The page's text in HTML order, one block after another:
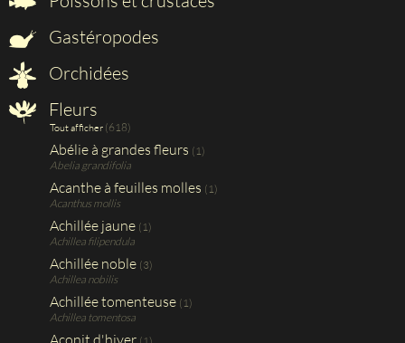
Gastéropodes
Orchidées
Fleurs
Tout afficher (618)
Abélie à grandes fleurs (1)
Abelia grandifolia
Acanthe à feuilles molles (1)
Acanthus mollis
Achillée jaune (1)
Achillea filipendula
Achillée noble (3)
Achillea nobilis
Achillée tomenteuse (1)
Achillea tomentosa
Aconit d'hiver